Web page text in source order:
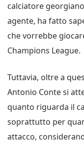
calciatore
agente, ha fatto
che vorrebbe
Champions League.
Tuttavia, oltre a
Antonio Conte si
quanto riguarda il
soprattutto per
attacco,